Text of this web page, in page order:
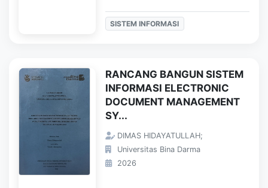
SISTEM INFORMASI
RANCANG BANGUN SISTEM
INFORMASI ELECTRONIC
DOCUMENT MANAGEMENT
SY...
DIMAS HIDAYATULLAH;
Universitas Bina Darma
2026